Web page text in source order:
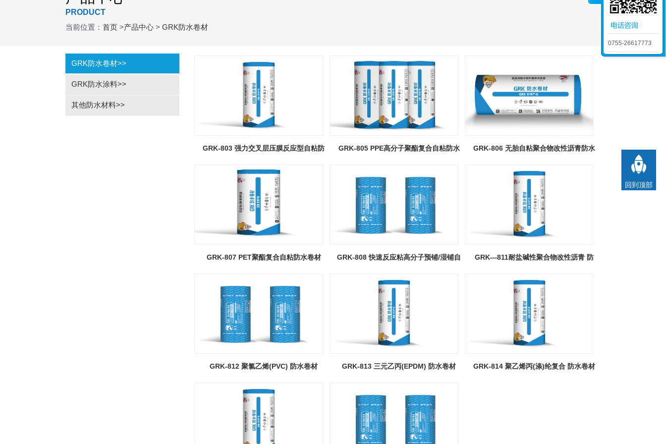
PRODUCT
当前位置： 首页 >产品中心 > GRK防水卷材
GRK防水卷材>>
GRK防水涂料>>
其他防水材料>>
GRK-803 强力交叉层压膜反应型自粘防
GRK-805 PPE高分子聚酯复合自粘防水
GRK-806 无胎自粘聚合物改性沥青防水
GRK-807 PET聚酯复合自粘防水卷材
GRK-808 快速反应粘高分子预铺/湿铺自
GRK—811耐盐碱性聚合物改性沥青 防
GRK-812 聚氯乙烯(PVC) 防水卷材 GRK-813 三元乙丙(EPDM) 防水卷材 GRK-814 聚乙烯丙(涤)纶复合 防水卷材
0755-26617773

回到顶部